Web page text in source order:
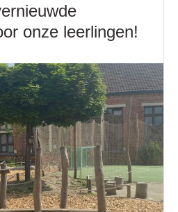
onze leerlingen!